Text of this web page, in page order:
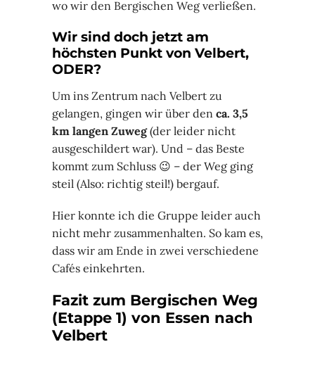
wo wir den Bergischen Weg verließen.
Wir sind doch jetzt am
höchsten Punkt von Velbert,
ODER?
Um ins Zentrum nach Velbert zu
gelangen, gingen wir über den ca. 3,5
km langen Zuweg(der leider nicht
ausgeschildert war). Und – das Beste
kommt zum Schluss 😉 – der Weg ging
steil (Also: richtig steil!) bergauf.
Hier konnte ich die Gruppe leider auch
nicht mehr zusammenhalten. So kam es,
dass wir am Ende in zwei verschiedene
Cafés einkehrten.
Fazit zum Bergischen Weg
(Etappe 1) von Essen nach
Velbert